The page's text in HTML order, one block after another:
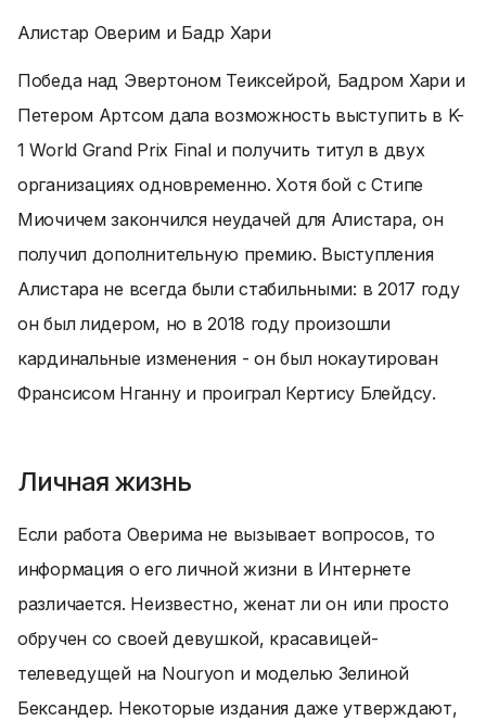
Алистар Оверим и Бадр Хари
Победа над Эвертоном Теиксейрой, Бадром Хари и
Петером Артсом дала возможность выступить в K-
1 World Grand Prix Final и получить титул в двух
организациях одновременно. Хотя бой с Стипе
Миочичем закончился неудачей для Алистара, он
получил дополнительную премию. Выступления
Алистара не всегда были стабильными: в 2017 году
он был лидером, но в 2018 году произошли
кардинальные изменения - он был нокаутирован
Франсисом Нганну и проиграл Кертису Блейдсу.
Личная жизнь
Если работа Оверима не вызывает вопросов, то
информация о его личной жизни в Интернете
различается. Неизвестно, женат ли он или просто
обручен со своей девушкой, красавицей-
телеведущей на Nouryon и моделью Зелиной
Бександер. Некоторые издания даже утверждают,